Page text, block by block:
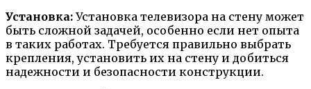
Установка: Установка телевизора на стену может
быть сложной задачей, особенно если нет опыта
в таких работах. Требуется правильно выбрать
крепления, установить их на стену и добиться
надежности и безопасности конструкции.